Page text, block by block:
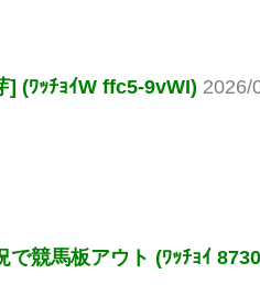
(ﾜｯﾁｮｲW ffc5-9vWI) 2026/
で競馬板アウト (ﾜｯﾁｮｲ